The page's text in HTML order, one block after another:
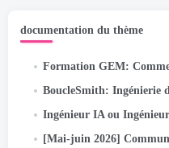
documentation du thème
Formation GEM: Comment Meta a doublé
BoucleSmith: Ingénierie de l'IA en boucle fermée —
Ingénieur IA ou Ingénieur Plateforme? Personne
[Mai-juin 2026] Communauté IA